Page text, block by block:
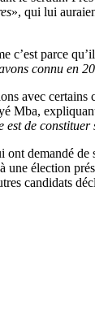
», qui lui
c’est parce
connu en
avec
Mba,
est de
demandé
élection
candidats